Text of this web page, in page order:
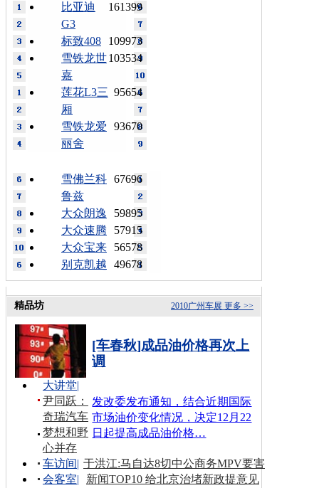
161399
比亚迪
G3
109973
标致408
103534
雪铁龙世
嘉
95654
莲花L3三
厢
93670
雪铁龙爱
丽舍
67696
雪佛兰科
鲁兹
59895
大众朗逸
57915
大众速腾
56578
大众宝来
49678
别克凯越
更多 >>
2010广州车展
精品坊
[车春秋]成品油价格再次上
调
发改委发布通知，结合近期国际
市场油价变化情况，决定12月22
日起提高成品油价格…
大讲堂|
尹同跃：
奇瑞汽车
梦想和野
心并存
车访间| 于洪江:马自达8切中公商务MPV要害
会客室|
新闻TOP10 给北京治堵新政提意见